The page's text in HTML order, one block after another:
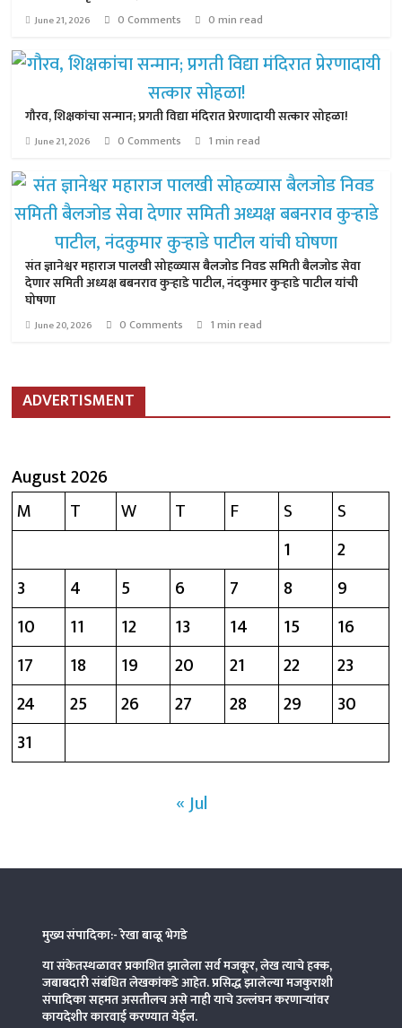
June 21, 2026 0 Comments 0 min read
गौरव, शिक्षकांचा सन्मान; प्रगती विद्या मंदिरात प्रेरणादायी सत्कार सोहळा!
June 21, 2026 0 Comments 1 min read
संत ज्ञानेश्वर महाराज पालखी सोहळ्यास बैलजोड निवड समिती बैलजोड सेवा
देणार समिती अध्यक्ष बबनराव कुऱ्हाडे पाटील, नंदकुमार कुऱ्हाडे पाटील यांची
घोषणा
June 20, 2026 0 Comments 1 min read
ADVERTISMENT
August 2026
M
T W T F S
S
1
2
3
4 5 6 7 8
9
10
11 12 13 14 15
16
17
18 19 20 21 22
23
24
25 26 27 28 29
30
31
« Jul
मुख्य संपादिका:- रेखा बाळू भेगडे
या संकेतस्थळावर प्रकाशित झालेला सर्व मजकूर, लेख त्याचे हक्क,
जबाबदारी संबंधित लेखकांकडे आहेत. प्रसिद्ध झालेल्या मजकुराशी
संपादिकासहमत असतीलच असे नाही याचे उल्लंघन करणाऱ्यांवर
कायदेशीर कारवाई करण्यात येईल.